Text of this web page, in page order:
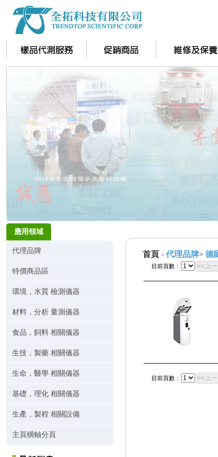
應用領域
代理品牌
特價商品區
環境，水質 檢測儀器
材料，分析 量測儀器
食品，飼料 相關儀器
生技，製藥 相關儀器
生命，醫學 相關儀器
基礎，理化 相關儀器
生產，製程 相關設備
主頁橫軸分頁
首頁 > 代理品牌> 德
目前頁數： <<上
目前頁數： <<上